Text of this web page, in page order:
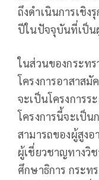
ถึงดำเนินการเชิง
ปีในปัจจุบันที่เป็น
ในส่วนของกระท
โครงการอาสาสมั
จะเป็นโครงการ
โครงการนี้จะเป็
สามารถของผู้สูง
ผู้เชี่ยวชาญทางวิ
ศึกษาธิการ กระท